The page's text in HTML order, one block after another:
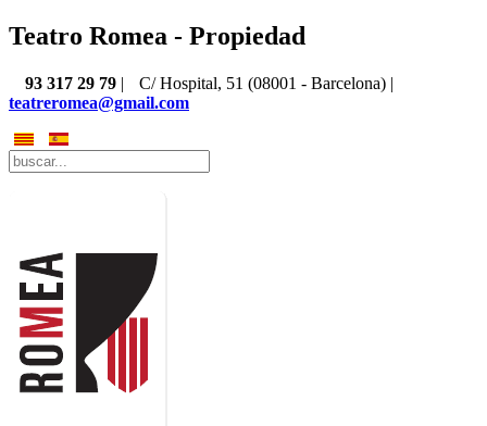
Teatro Romea - Propiedad
93 317 29 79 |
C/ Hospital, 51 (08001 - Barcelona) |
teatreromea@gmail.com